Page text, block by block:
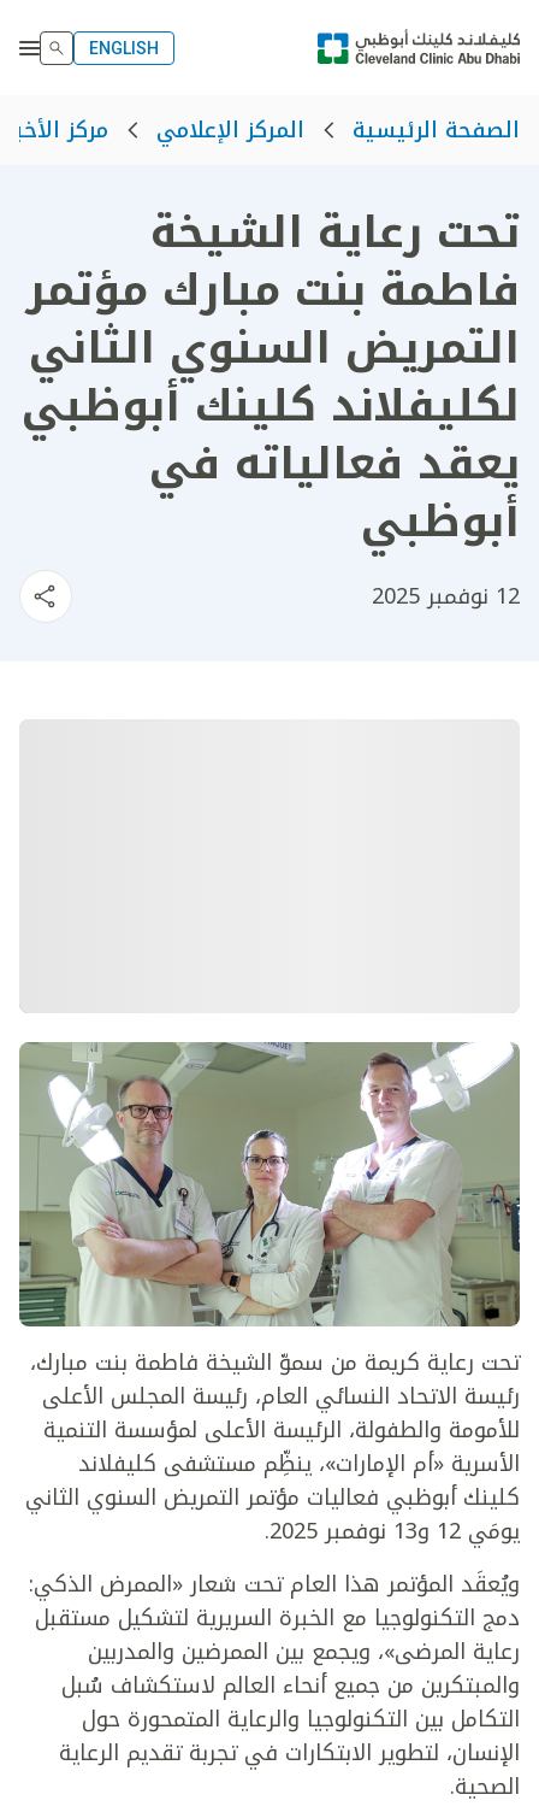
ENGLISH
الصفحة الرئيسية المركز الإعلامي مركز الأخبار
تحت رعاية الشيخة
فاطمة بنت مبارك مؤتمر
التمريض السنوي الثاني
لكليفلاند كلينك أبوظبي
يعقد فعالياته في
أبوظبي
12 نوفمبر 2025
تحت رعاية كريمة من سموّ الشيخة فاطمة بنت مبارك،
رئيسة الاتحاد النسائي العام، رئيسة المجلس الأعلى
للأمومة والطفولة، الرئيسة الأعلى لمؤسسة التنمية
الأسرية «أم الإمارات»، ينظِّم مستشفى كليفلاند
كلينك أبوظبي فعاليات مؤتمر التمريض السنوي الثاني
يومَي 12 و13 نوفمبر 2025.
ويُعقَد المؤتمر هذا العام تحت شعار «الممرض الذكي:
دمج التكنولوجيا مع الخبرة السريرية لتشكيل مستقبل
رعاية المرضى»، ويجمع بين الممرضين والمدربين
والمبتكرين من جميع أنحاء العالم لاستكشاف سُبل
التكامل بين التكنولوجيا والرعاية المتمحورة حول
الإنسان، لتطوير الابتكارات في تجربة تقديم الرعاية
الصحية.